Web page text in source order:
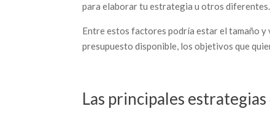
para elaborar tu estrategia u otros diferentes.
Entre estos factores podría estar el tamaño y
presupuesto disponible, los objetivos que
Las principales